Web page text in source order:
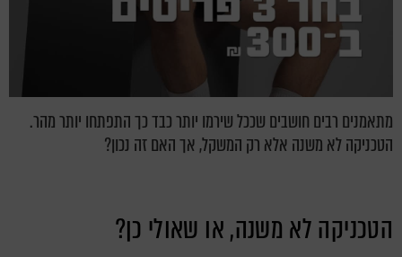
מתאמנים רבים חושבים שככל שירמו יותר כבד כך התפתחו יותר מהר.
הטכניקה לא משנה אלא רק המשקל, אך האם זה נכון?
הטכניקה לא משנה, או שאולי כן?